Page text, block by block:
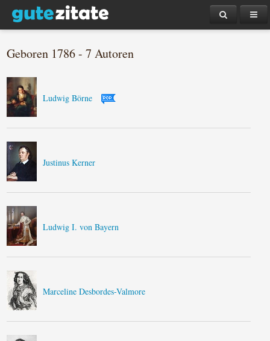
Geboren 1786 - 7 Autoren
Ludwig Börne
Justinus Kerner
Ludwig I. von Bayern
Marceline Desbordes-Valmore